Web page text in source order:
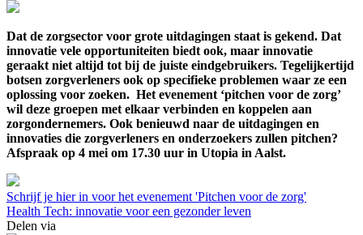
Dat de zorgsector voor grote uitdagingen staat is gekend. Dat
innovatie vele opportuniteiten biedt ook, maar innovatie
geraakt niet altijd tot bij de juiste eindgebruikers. Tegelijkertijd
botsen zorgverleners ook op specifieke problemen waar ze een
oplossing voor zoeken. Het evenement ‘pitchen voor de zorg’
wil deze groepen met elkaar verbinden en koppelen aan
zorgondernemers. Ook benieuwd naar de uitdagingen en
innovaties die zorgverleners en onderzoekers zullen pitchen?
Afspraak op 4 mei om 17.30 uur in Utopia in Aalst.
Schrijf je hier in voor het evenement 'Pitchen voor de zorg'
Health Tech: innovatie voor een gezonder leven
Delen via